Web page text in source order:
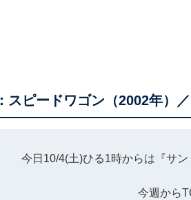
スピードワゴン（2002年）
今日10/4(土)ひる1時からは『サ
今週から